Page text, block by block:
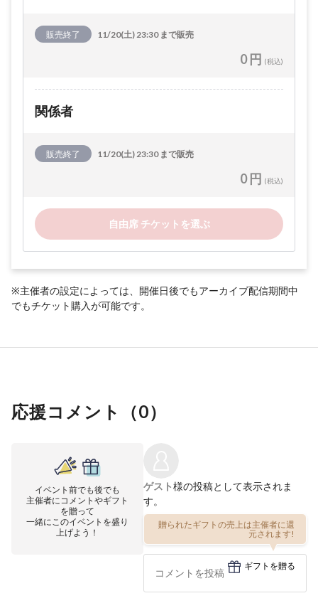
販売終了 11/20(土) 23:30 まで販売
0 円 (税込)
関係者
販売終了 11/20(土) 23:30 まで販売
0 円 (税込)
自由席 チケットを選ぶ
※主催者の設定によっては、開催日後でもアーカイブ配信期間中
でもチケット購入が可能です。
応援コメント（0）
イベント前でも後でも
主催者にコメントやギフト
を贈って
一緒にこのイベントを盛り
上げよう！
ゲスト様の投稿として表示されま
す。
贈られたギフトの売上は主催者に還
元されます!
ギフトを贈る